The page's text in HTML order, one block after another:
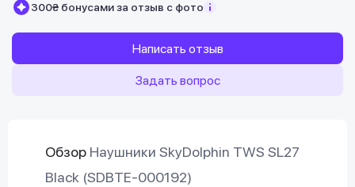
300₴ бонусами за отзыв с фото
Написать отзыв
Задать вопрос
Обзор Наушники SkyDolphin TWS SL27
Black (SDBTE-000192)